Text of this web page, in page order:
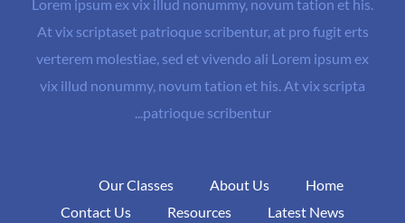
Lorem ipsum ex vix illud nonummy, novum tation et his.
At vix scriptaset patrioque scribentur, at pro fugit erts
verterem molestiae, sed et vivendo ali Lorem ipsum ex
vix illud nonummy, novum tation et his. At vix scripta
patrioque scribentur...
Home
About Us
Our Classes
Latest News
Resources
Contact Us